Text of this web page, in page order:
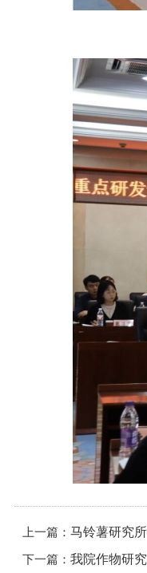
上一篇： 马铃薯研究
下一篇： 我院作物研